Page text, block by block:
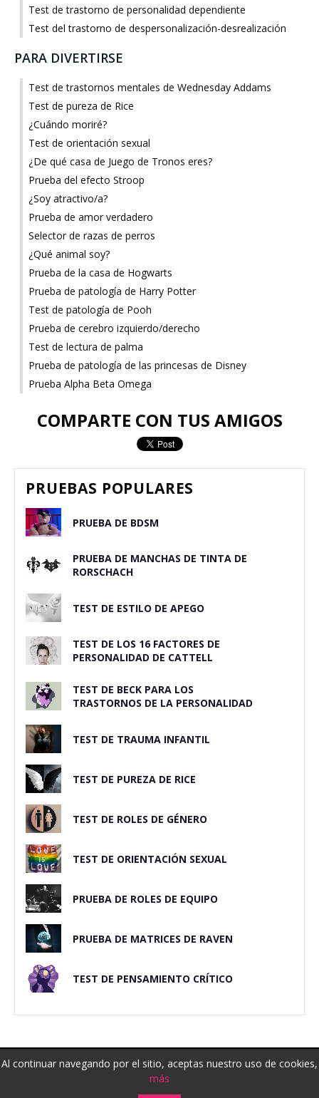
Test de trastorno de personalidad dependiente
Test del trastorno de despersonalización-desrealización
PARA DIVERTIRSE
Test de trastornos mentales de Wednesday Addams
Test de pureza de Rice
¿Cuándo moriré?
Test de orientación sexual
¿De qué casa de Juego de Tronos eres?
Prueba del efecto Stroop
¿Soy atractivo/a?
Prueba de amor verdadero
Selector de razas de perros
¿Qué animal soy?
Prueba de la casa de Hogwarts
Prueba de patología de Harry Potter
Test de patología de Pooh
Prueba de cerebro izquierdo/derecho
Test de lectura de palma
Prueba de patología de las princesas de Disney
Prueba Alpha Beta Omega
COMPARTE CON TUS AMIGOS
PRUEBAS POPULARES
PRUEBA DE BDSM
PRUEBA DE MANCHAS DE TINTA DE
RORSCHACH
TEST DE ESTILO DE APEGO
TEST DE LOS 16 FACTORES DE
PERSONALIDAD DE CATTELL
TEST DE BECK PARA LOS
TRASTORNOS DE LA PERSONALIDAD
TEST DE TRAUMA INFANTIL
TEST DE PUREZA DE RICE
TEST DE ROLES DE GÉNERO
TEST DE ORIENTACIÓN SEXUAL
PRUEBA DE ROLES DE EQUIPO
PRUEBA DE MATRICES DE RAVEN
TEST DE PENSAMIENTO CRÍTICO
Privacidad y
Descargo de
responsabilidad
Contáctanos
Al continuar navegando por el sitio, aceptas nuestro uso de cookies,
más